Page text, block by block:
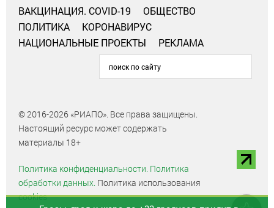
ВАКЦИНАЦИЯ. COVID-19
ОБЩЕСТВО
ПОЛИТИКА
КОРОНАВИРУС
НАЦИОНАЛЬНЫЕ ПРОЕКТЫ
РЕКЛАМА
© 2016-2026 «РИАПО». Все права защищены.
Настоящий ресурс может содержать
материалы 18+
Политика конфиденциальности. Политика
обработки данных. Политика использования
cookies